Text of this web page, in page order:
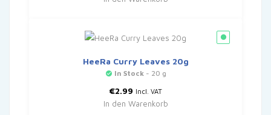
HeeRa Curry Leaves 20g
In Stock- 20 g
€2.99 Incl. VAT
In den Warenkorb